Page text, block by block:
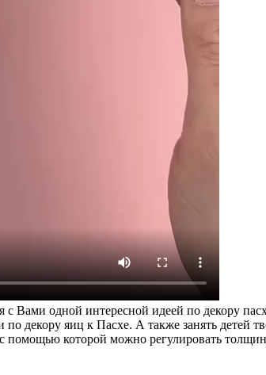
с Вами одной интересной идеей по
по декору яиц к Пасхе. А также занять
которой можно регулировать